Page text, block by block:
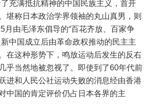
充满抵抗精神的中国民族主义，首开
堪称日本政治学界领袖的丸山真男，则
月由毛泽东倡导的“百花齐放、百家争
中国成立后由革命政权推动的民主主
在这种形势下，鸣放运动后发生的反右
乎当然地被忽视了。即使到了60年代前
进和人民公社运动失败的消息经由香港
中国的肯定评价仍占日本各界的主